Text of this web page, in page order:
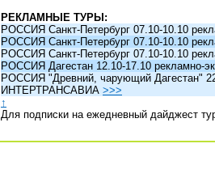
РЕКЛАМНЫЕ ТУРЫ:
РОССИЯ Санкт-Петербург 07.10-10.10
РОССИЯ Санкт-Петербург 07.10-10.10
РОССИЯ Санкт-Петербург 07.10-10.10
РОССИЯ Дагестан 12.10-17.10 рекламно-
РОССИЯ "Древний, чарующий Дагестан"
ИНТЕРТРАНСАВИА >>>
↑
Для подписки на ежедневный дайджест